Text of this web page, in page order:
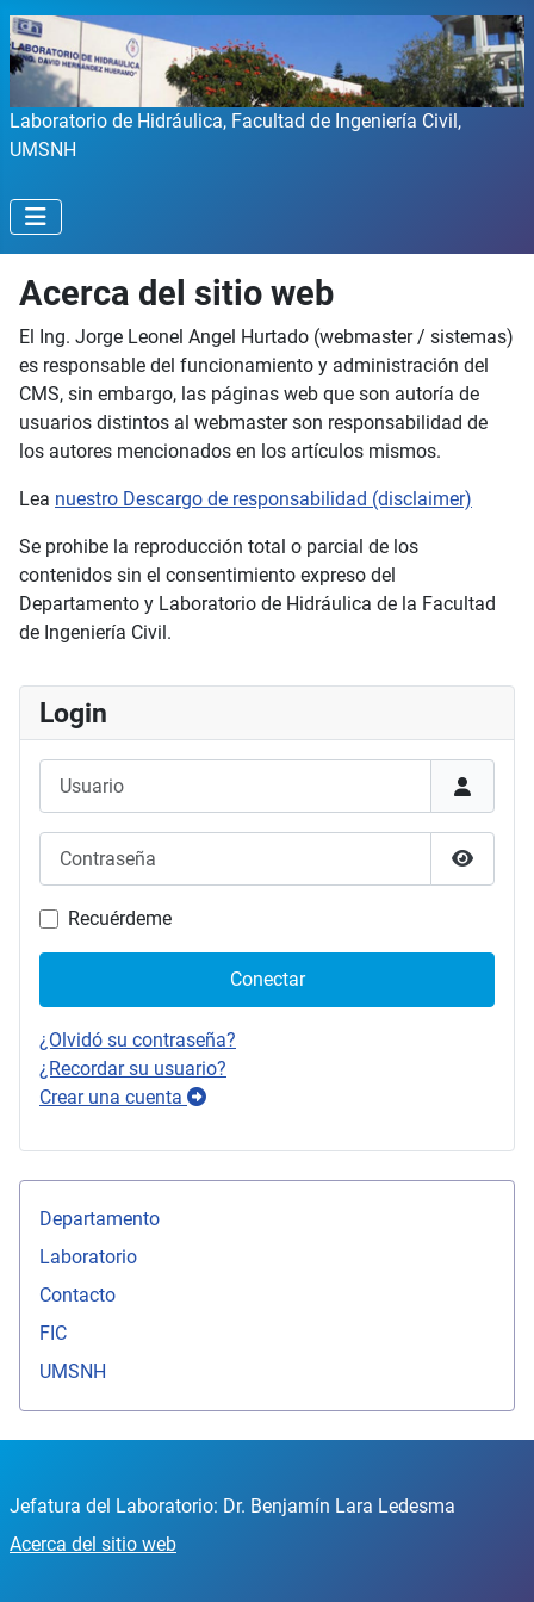
Laboratorio de Hidráulica, Facultad de Ingeniería Civil,
UMSNH
Acerca del sitio web
El Ing. Jorge Leonel Angel Hurtado (webmaster / sistemas)
es responsable del funcionamiento y administración del
CMS, sin embargo, las páginas web que son autoría de
usuarios distintos al webmaster son responsabilidad de
los autores mencionados en los artículos mismos.
Lea nuestro Descargo de responsabilidad (disclaimer)
Se prohibe la reproducción total o parcial de los
contenidos sin el consentimiento expreso del
Departamento y Laboratorio de Hidráulica de la Facultad
de Ingeniería Civil.
Login
Mostrar
Recuérdeme
Conectar
¿Olvidó su contraseña?
¿Recordar su usuario?
Crear una cuenta
Departamento
Laboratorio
Contacto
FIC
UMSNH
Jefatura del Laboratorio: Dr. Benjamín Lara Ledesma
Acerca del sitio web